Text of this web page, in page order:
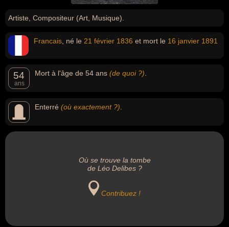
Artiste, Compositeur (Art, Musique).
Francais , né le 21 février 1836 et mort le 16 janvier 1891
54
ans
Mort à l'âge de 54 ans (de quoi ?)
Enterré (où exactement ?)
Où se trouve la tombe
de Léo Delibes ?
Contribuez !